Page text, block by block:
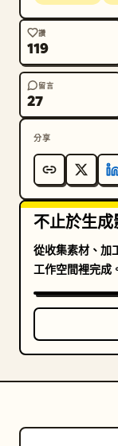
讚
119
留言
27
分享
不止於生成
從收集素材、加
工作空間裡完成